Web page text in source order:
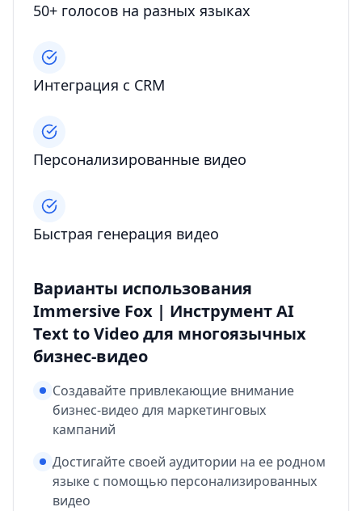
50+ голосов на разных языках
Интеграция с CRM
Персонализированные видео
Быстрая генерация видео
Варианты использования
Immersive Fox | Инструмент AI
Text to Video для многоязычных
бизнес-видео
Создавайте привлекающие внимание
бизнес-видео для маркетинговых
кампаний
Достигайте своей аудитории на ее родном
языке с помощью персонализированных
видео